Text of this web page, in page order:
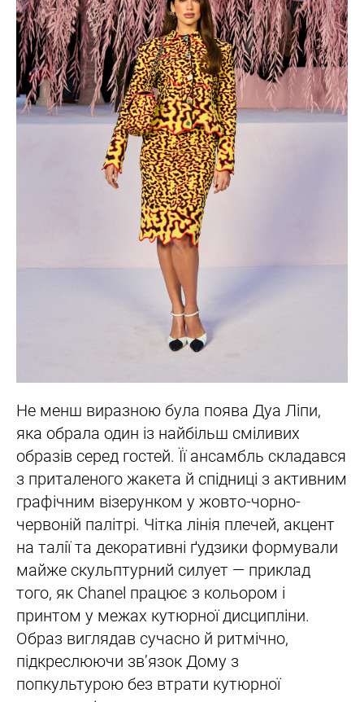
Не менш виразною була поява Дуа Ліпи,
яка обрала один із найбільш сміливих
образів серед гостей. Її ансамбль складався
з приталеного жакета й спідниці з активним
графічним візерунком у жовто-чорно-
червоній палітрі. Чітка лінія плечей, акцент
на талії та декоративні ґудзики формували
майже скульптурний силует — приклад
того, як Chanel працює з кольором і
принтом у межах кутюрної дисципліни.
Образ виглядав сучасно й ритмічно,
підкреслюючи зв’язок Дому з
попкультурою без втрати кутюрної